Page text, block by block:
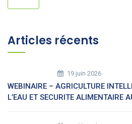
Articles récents
19 juin 2026
WEBINAIRE – AGRICULTURE
L’EAU ET SECURITE ALIMENTAIRE